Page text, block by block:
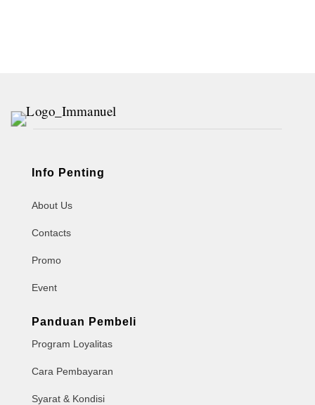
Info Penting
About Us
Contacts
Promo
Event
Panduan Pembeli
Program Loyalitas
Cara Pembayaran
Syarat & Kondisi